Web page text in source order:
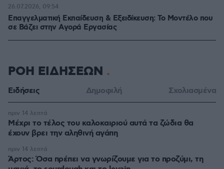
Επαγγελματική Εκπαίδευση & Εξειδίκευση: Το Mοντέλο που
σε Bάζει στην Aγορά Eργασίας
26.07.2026, 09:54
ΡΟΗ ΕΙΔΗΣΕΩΝ
Ειδήσεις Δημοφιλή Σχολιασμένα
Μέχρι το τέλος του καλοκαιριού αυτά τα ζώδια θα
έχουν βρει την αληθινή αγάπη
πριν 14 λεπτά
Άρτος: Όσα πρέπει να γνωρίζουμε για το προζύμι, τη
πριν 14 λεπτά